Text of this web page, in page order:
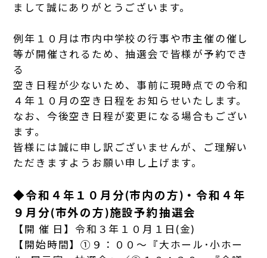
まして誠にありがとうございます。
例年１０月は市内中学校の行事や市主催の催し
等が開催されるため、抽選会で皆様が予約でき
る
空き日程が少ないため、事前に現時点での令和
４年１０月の空き日程をお知らせいたします。
なお、今後空き日程が変更になる場合もござい
ます。
皆様には誠に申し訳ございませんが、ご理解い
ただきますようお願い申し上げます。
◆令和４年１０月分(市内の方)・令和４年
９月分(市外の方)施設予約抽選会
【開 催 日】令和３年１０月１日(金)
【開始時間】①９：００～『大ホール･小ホー